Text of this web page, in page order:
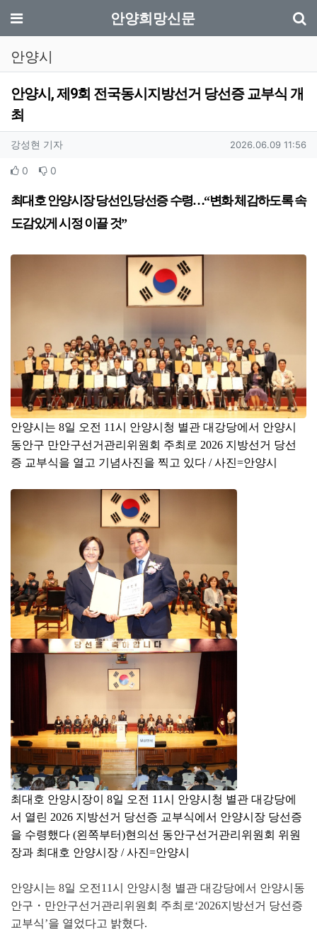
메뉴 안양희망신문
안양시
안양시, 제9회 전국동시지방선거 당선증 교부식 개
최
작성자 정보
강성현 기자작성 작성일
2026.06.09 11:56
컨텐츠 정보
0 추천 0
본문
최대호 안양시장 당선인,당선증 수령…“변화 체감하도록 속
도감있게 시정 이끌 것”
안양시는 8일 오전 11시 안양시청 별관 대강당에서 안양시
동안구 만안구선거관리위원회 주최로 2026 지방선거 당선
증 교부식을 열고 기념사진을 찍고 있다 / 사진=안양시
최대호 안양시장이 8일 오전 11시 안양시청 별관 대강당에
서 열린 2026 지방선거 당선증 교부식에서 안양시장 당선증
을 수령했다 (왼쪽부터)현의선 동안구선거관리위원회 위원
장과 최대호 안양시장 / 사진=안양시
안양시는 8일 오전 11시 안양시청 별관 대강당에서 안양시동
안구 ・ 만안구선거관리위원회 주최로‘2026지방선거 당선증
교부식’을 열었다고 밝혔다.